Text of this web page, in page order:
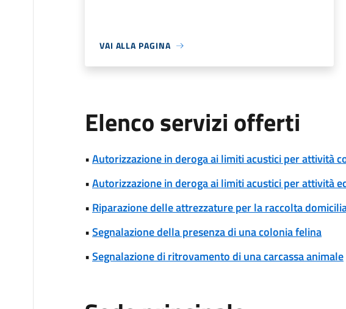
VAI ALLA PAGINA
Elenco servizi offerti
•Autorizzazione in deroga ai limiti acustici per attività
•Autorizzazione in deroga ai limiti acustici per attività
• Riparazione delle attrezzature per la raccolta
•Segnalazione della presenza di una colonia felina
•Segnalazione di ritrovamento di una carcassa animale